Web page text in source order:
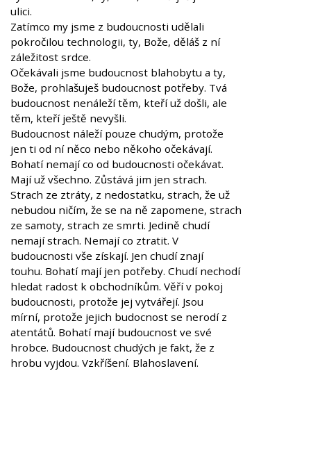
ulici.
Zatímco my jsme z budoucnosti udělali
pokročilou technologii, ty, Bože, děláš z ní
záležitost srdce.
Očekávali jsme budoucnost blahobytu a ty,
Bože, prohlašuješ budoucnost potřeby. Tvá
budoucnost nenáleží těm, kteří už došli, ale
těm, kteří ještě nevyšli.
Budoucnost náleží pouze chudým, protože
jen ti od ní něco nebo někoho očekávají.
Bohatí nemají co od budoucnosti očekávat.
Mají už všechno. Zůstává jim jen strach.
Strach ze ztráty, z nedostatku, strach, že už
nebudou ničím, že se na ně zapomene, strach
ze samoty, strach ze smrti. Jedině chudí
nemají strach. Nemají co ztratit. V
budoucnosti vše získají. Jen chudí znají
touhu. Bohatí mají jen potřeby. Chudí nechodí
hledat radost k obchodníkům. Věří v pokoj
budoucnosti, protože jej vytvářejí. Jsou
mírní, protože jejich budocnost se nerodí z
atentátů. Bohatí mají budoucnost ve své
hrobce. Budoucnost chudých je fakt, že z
hrobu vyjdou. Vzkříšení. Blahoslavení.